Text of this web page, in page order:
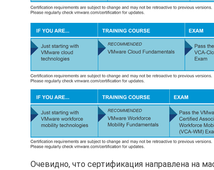
Очевидно, что сертификация направлена на